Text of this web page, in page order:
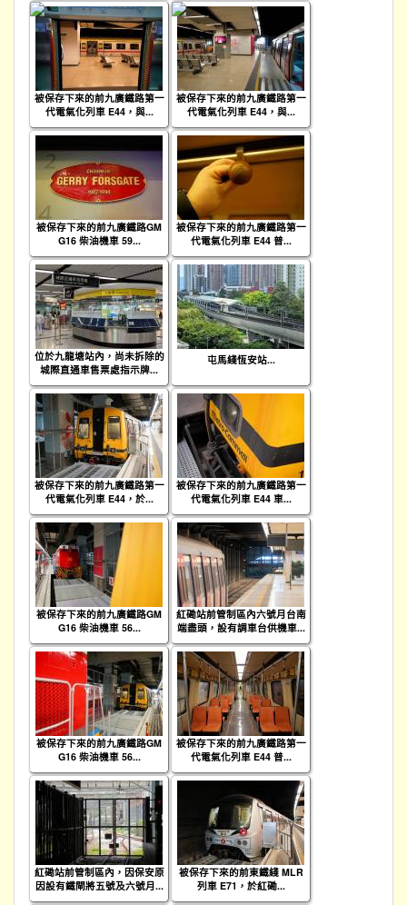
被保存下來的前九廣鐵路第一
代電氣化列車 E44，與...
被保存下來的前九廣鐵路第一
代電氣化列車 E44，與...
被保存下來的前九廣鐵路GM
G16 柴油機車 59...
被保存下來的前九廣鐵路第一
代電氣化列車 E44 普...
位於九龍塘站內，尚未拆除的
城際直通車售票處指示牌...
屯馬綫恆安站...
被保存下來的前九廣鐵路第一
代電氣化列車 E44，於...
被保存下來的前九廣鐵路第一
代電氣化列車 E44 車...
被保存下來的前九廣鐵路GM
G16 柴油機車 56...
紅磡站前管制區內六號月台南
端盡頭，設有調車台供機車...
被保存下來的前九廣鐵路GM
G16 柴油機車 56...
被保存下來的前九廣鐵路第一
代電氣化列車 E44 普...
紅磡站前管制區內，因保安原
因設有鐵閘將五號及六號月...
被保存下來的前東鐵綫 MLR
列車 E71，於紅磡...